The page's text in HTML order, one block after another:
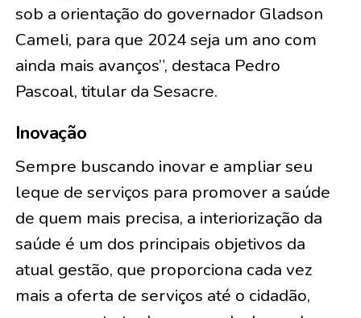
sob a orientação do governador Gladson
Cameli, para que 2024 seja um ano com
ainda mais avanços”, destaca Pedro
Pascoal, titular da Sesacre.
Inovação
Sempre buscando inovar e ampliar seu
leque de serviços para promover a saúde
de quem mais precisa, a interiorização da
saúde é um dos principais objetivos da
atual gestão, que proporciona cada vez
mais a oferta de serviços até o cidadão,